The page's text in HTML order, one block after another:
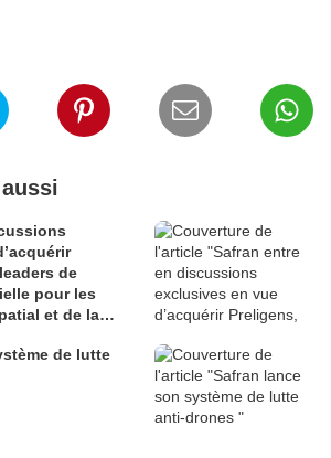
de
pour les
et de la
de lutte